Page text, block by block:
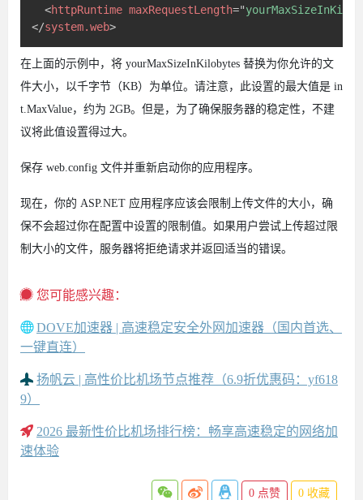
<httpRuntime maxRequestLength="
</system.web>
在上面的示例中，将 yourMaxSizeInKilobytes 替换为你允许的文
件大小，以千字节（KB）为单位。请注意，此设置的最大值是 in
t.MaxValue，约为 2GB。但是，为了确保服务器的稳定性，不建
议将此值设置得过大。
保存 web.config 文件并重新启动你的应用程序。
现在，你的 ASP.NET 应用程序应该会限制上传文件的大小，确
保不会超过你在配置中设置的限制值。如果用户尝试上传超过限
制大小的文件，服务器将拒绝请求并返回适当的错误。
您可能感兴趣：
DOVE加速器 | 高速稳定安全外网加速器（国内首选、
一键直连）
扬帆云 | 高性价比机场节点推荐（6.9折优惠码：yf618
9）
2026 最新性价比机场排行榜：畅享高速稳定的网络加
速体验
0 点赞 0 收藏